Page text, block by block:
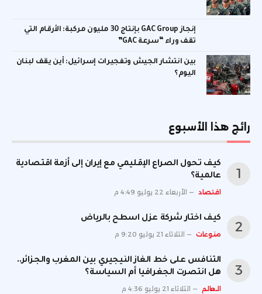
إنجاز GAC Group بإنتاج 30 مليون مركبة: الأرقام التي
تقف وراء “سرعة GAC”
بين انتشار الجيش وتفجيرات إسرائيل: أين يقف لبنان
اليوم؟
رائج هذا الأسبوع
كيف تحول الصراع الإقليمي مع إيران إلى أزمة اقتصادية
عالمية؟
اقتصاد الأربعاء 22 يوليو 4:49 م
كيف اختار شركة عزل اسطح بالرياض
منوعات الثلاثاء 21 يوليو 9:20 م
التنافس على خط الغاز النيجيري بين المغرب والجزائر..
هل انتصرت الجغرافيا أم السياسة؟
العالم الثلاثاء 21 يوليو 4:36 م